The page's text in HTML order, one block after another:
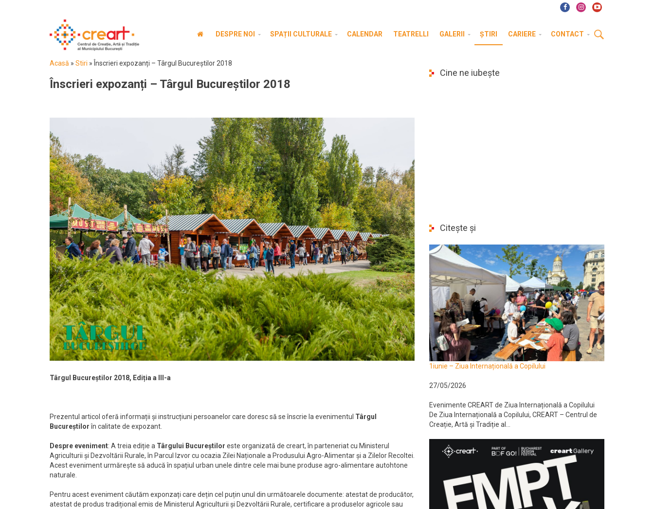
DESPRE NOI SPAȚII CULTURALE CALENDAR TEATRELLI GALERII ȘTIRI CARIERE CONTACT
Acasă » Stiri » Înscrieri expozanți – Târgul Bucureștilor 2018
Înscrieri expozanți – Târgul Bucureștilor 2018
Târgul Bucureștilor 2018, Ediția a III-a
Prezentul articol oferă informații și instrucțiuni persoanelor care doresc să se înscrie la evenimentul Târgul
Bucureștilorîn calitate de expozant.
Despre eveniment: A treia ediție a Târgului Bucureștilor este organizată de creart, în parteneriat cu Ministerul
Agriculturii și Dezvoltării Rurale, în Parcul Izvor cu ocazia Zilei Naționale a Produsului Agro-Alimentar și a Zilelor Recoltei.
Acest eveniment urmărește să aducă în spațiul urban unele dintre cele mai bune produse agro-alimentare autohtone
naturale.
Pentru acest eveniment căutăm exponzați care dețin cel puțin unul din următoarele documente: atestat de producător,
atestat de produs tradițional emis de Ministerul Agriculturii și Dezvoltării Rurale, certificare a produselor agricole sau
Cine ne iubește
Citește și
1iunie – Ziua Internațională a Copilului
27/05/2026
Evenimente CREART de Ziua Internațională a Copilului
De Ziua Internațională a Copilului, CREART – Centrul de
Creație, Artă și Tradiție al...